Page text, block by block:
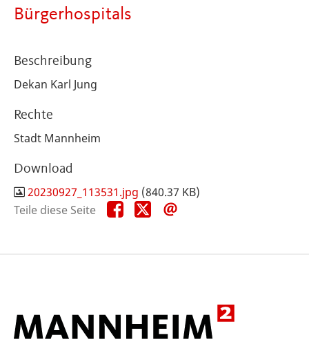
Bürgerhospitals
Beschreibung
Dekan Karl Jung
Rechte
Stadt Mannheim
Download
20230927_113531.jpg (840.37 KB)
Teile diese Seite
Teile
diese
Teile
diese